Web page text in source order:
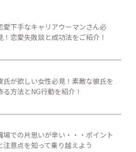
愛下手なキャリアウーマンさん必
！恋愛失敗談と成功法をご紹介！
氏が欲しい女性必見！素敵な彼氏を
る方法とNG行動を紹介！
場での片思いが辛い・・・ポイント
注意点を知って乗り越えよう